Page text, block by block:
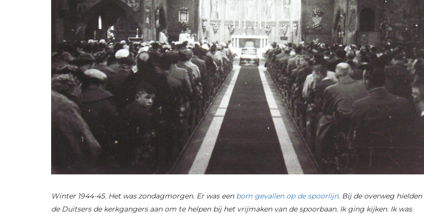
Winter 1944-45. Het was zondagmorgen. Er was een bom gevallen op de spoorlijn. Bij de overweg hielden
de Duitsers de kerkgangers aan om te helpen bij het vrijmaken van de spoorbaan. Ik ging kijken. Ik was